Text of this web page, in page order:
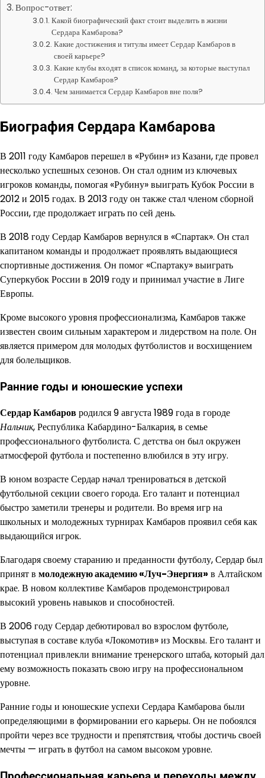
Вопрос-ответ:
Какой биографический факт стоит выделить в жизни
Сердара Камбарова?
Какие достижения и титулы имеет Сердар Камбаров в
своей карьере?
Какие клубы входят в список команд, за которые выступал
Сердар Камбаров?
Чем занимается Сердар Камбаров вне поля?
Биография Сердара Камбарова
В 2011 году Камбаров перешел в «Рубин» из Казани, где провел
несколько успешных сезонов. Он стал одним из ключевых
игроков команды, помогая «Рубину» выиграть Кубок России в
2012 и 2015 годах. В 2013 году он также стал членом сборной
России, где продолжает играть по сей день.
В 2018 году Сердар Камбаров вернулся в «Спартак». Он стал
капитаном команды и продолжает проявлять выдающиеся
спортивные достижения. Он помог «Спартаку» выиграть
Суперкубок России в 2019 году и принимал участие в Лиге
Европы.
Кроме высокого уровня профессионализма, Камбаров также
известен своим сильным характером и лидерством на поле. Он
является примером для молодых футболистов и восхищением
для болельщиков.
Ранние годы и юношеские успехи
Сердар Камбаровродился 9 августа 1989 года в городе
Нальчик, Республика Кабардино-Балкария, в семье
профессионального футболиста. С детства он был окружен
атмосферой футбола и постепенно влюбился в эту игру.
В юном возрасте Сердар начал тренироваться в детской
футбольной секции своего города. Его талант и потенциал
быстро заметили тренеры и родители. Во время игр на
школьных и молодежных турнирах Камбаров проявил себя как
выдающийся игрок.
Благодаря своему старанию и преданности футболу, Сердар был
принят в молодежную академию «Луч-Энергия» в Алтайском
крае. В новом коллективе Камбаров продемонстрировал
высокий уровень навыков и способностей.
В 2006 году Сердар дебютировал во взрослом футболе,
выступая в составе клуба «Локомотив» из Москвы. Его талант и
потенциал привлекли внимание тренерского штаба, который дал
ему возможность показать свою игру на профессиональном
уровне.
Ранние годы и юношеские успехи Сердара Камбарова были
определяющими в формировании его карьеры. Он не побоялся
пройти через все трудности и препятствия, чтобы достичь своей
мечты — играть в футбол на самом высоком уровне.